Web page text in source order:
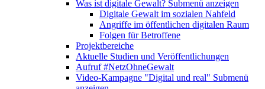
Was ist digitale Gewalt? Submenü anzeigen
Digitale Gewalt im sozialen Nahfeld
Angriffe im öffentlichen digitalen Raum
Folgen für Betroffene
Projektbereiche
Aktuelle Studien und Veröffentlichungen
Aufruf #NetzOhneGewalt
Video-Kampagne "Digital und real" Submenü